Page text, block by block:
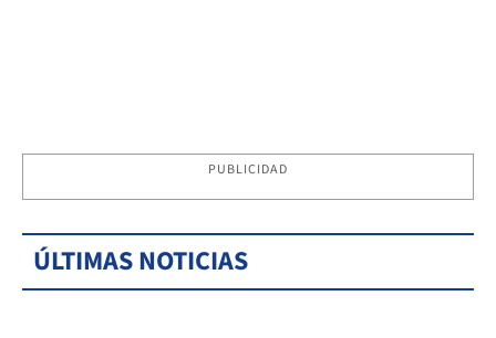
PUBLICIDAD
ÚLTIMAS NOTICIAS